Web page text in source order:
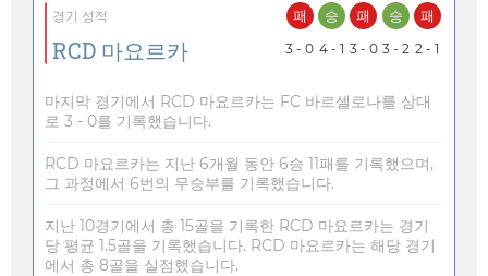
경기 성적
RCD 마요르카
패
3 - 0
승
4 - 1
패
3 - 0
승
3 - 2
패
2 - 1
마지막 경기에서 RCD 마요르카는 FC 바르셀로나를 상대
로 3 - 0를 기록했습니다.
RCD 마요르카는 지난 6개월 동안 6승 11패를 기록했으며,
그 과정에서 6번의 무승부를 기록했습니다.
지난 10경기에서 총 15골을 기록한 RCD 마요르카는 경기
당 평균 1.5골을 기록했습니다. RCD 마요르카는 해당 경기
에서 총 8골을 실점했습니다.